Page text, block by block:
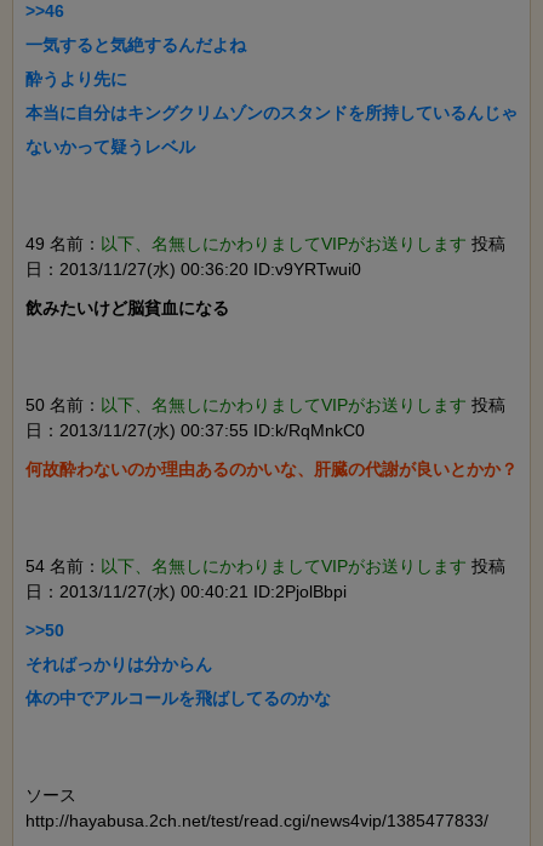
>>46
一気すると気絶するんだよね
酔うより先に
本当に自分はキングクリムゾンのスタンドを所持しているんじゃ
49 名前： 以下、名無しにかわりましてVIPがお送りします 投稿
日：2013/11/27(水) 00:36:20 ID:v9YRTwui0
飲みたいけど脳貧血になる
50 名前： 以下、名無しにかわりましてVIPがお送りします 投稿
日：2013/11/27(水) 00:37:55 ID:k/RqMnkC0
54 名前： 以下、名無しにかわりましてVIPがお送りします 投稿
日：2013/11/27(水) 00:40:21 ID:2PjolBbpi
>>50
そればっかりは分からん
体の中でアルコールを飛ばしてるのかな
ソース
http://hayabusa.2ch.net/test/read.cgi/news4vip/1385477833/